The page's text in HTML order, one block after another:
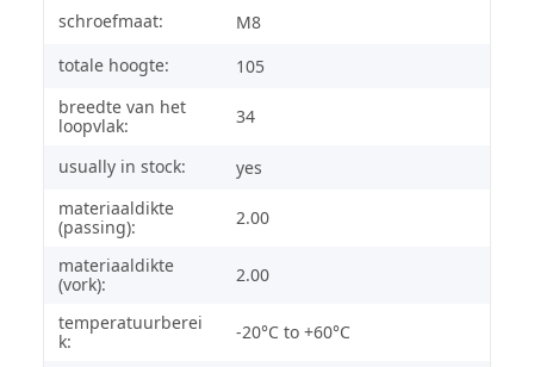
schroefmaat:
M8
totale hoogte:
105
breedte van het
loopvlak:
34
usually in stock:
yes
materiaaldikte
(passing):
2.00
materiaaldikte
(vork):
2.00
temperatuurberei
k:
-20°C to +60°C